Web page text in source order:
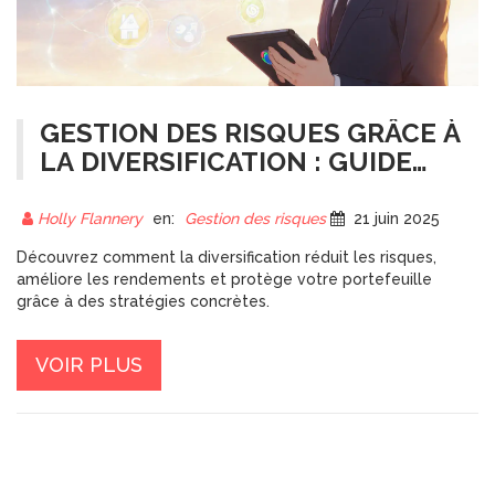
GESTION DES RISQUES GRÂCE À
LA DIVERSIFICATION : GUIDE
Holly Flannery en: Gestion des risques 21 juin 2025
Découvrez comment la diversification réduit les risques,
améliore les rendements et protège votre portefeuille
grâce à des stratégies concrètes.
VOIR PLUS